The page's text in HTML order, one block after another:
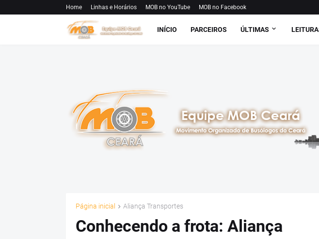
Home Linhas e Horários MOB no YouTube MOB no Facebook
INÍCIO PARCEIROS ÚLTIMAS
Página inicial Aliança Transportes
Conhecendo a frota: Aliança